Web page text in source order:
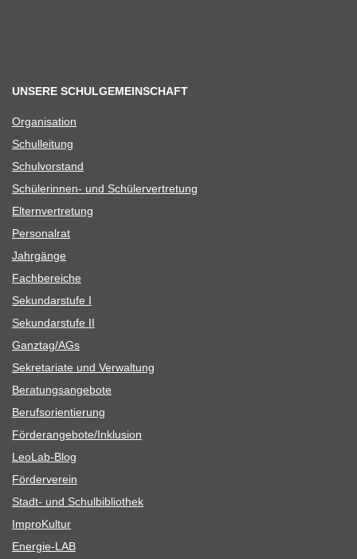
UNSERE SCHULGEMEINSCHAFT
Orga­ni­sa­tion
Schul­lei­tung
Schul­vor­stand
Schü­le­rin­nen- und Schülervertretung
Eltern­ver­tre­tung
Per­so­nal­rat
Jahr­gänge
Fach­be­rei­che
Sekun­dar­stufe I
Sekun­dar­stufe II
Ganztag/​​AGs
Sekre­ta­riate und Verwaltung
Bera­tungs­an­ge­bote
Berufs­ori­en­tie­rung
Förderangebote/​​Inklusion
Leo­Lab-Blog
För­der­ver­ein
Stadt- und Schulbibliothek
Impro­Kul­tur
Ener­­gie-LAB